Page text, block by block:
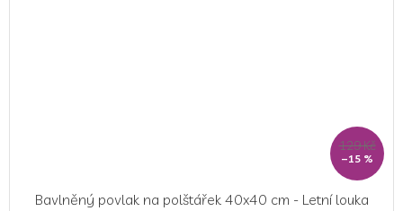
129 Kč
–15 %
Bavlněný povlak na polštářek 40x40 cm - Letní louka